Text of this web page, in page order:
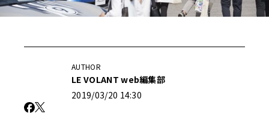
AUTHOR
LE VOLANT web編集部
2019/03/20 14:30